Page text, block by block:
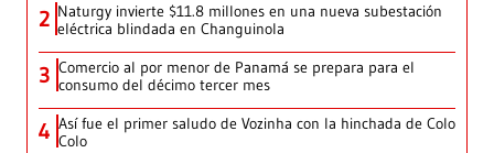
2 Naturgy invierte $11.8 millones en una nueva subestación
eléctrica blindada en Changuinola
3 Comercio al por menor de Panamá se prepara para el
consumo del décimo tercer mes
4 Así fue el primer saludo de Vozinha con la hinchada de Colo
Colo